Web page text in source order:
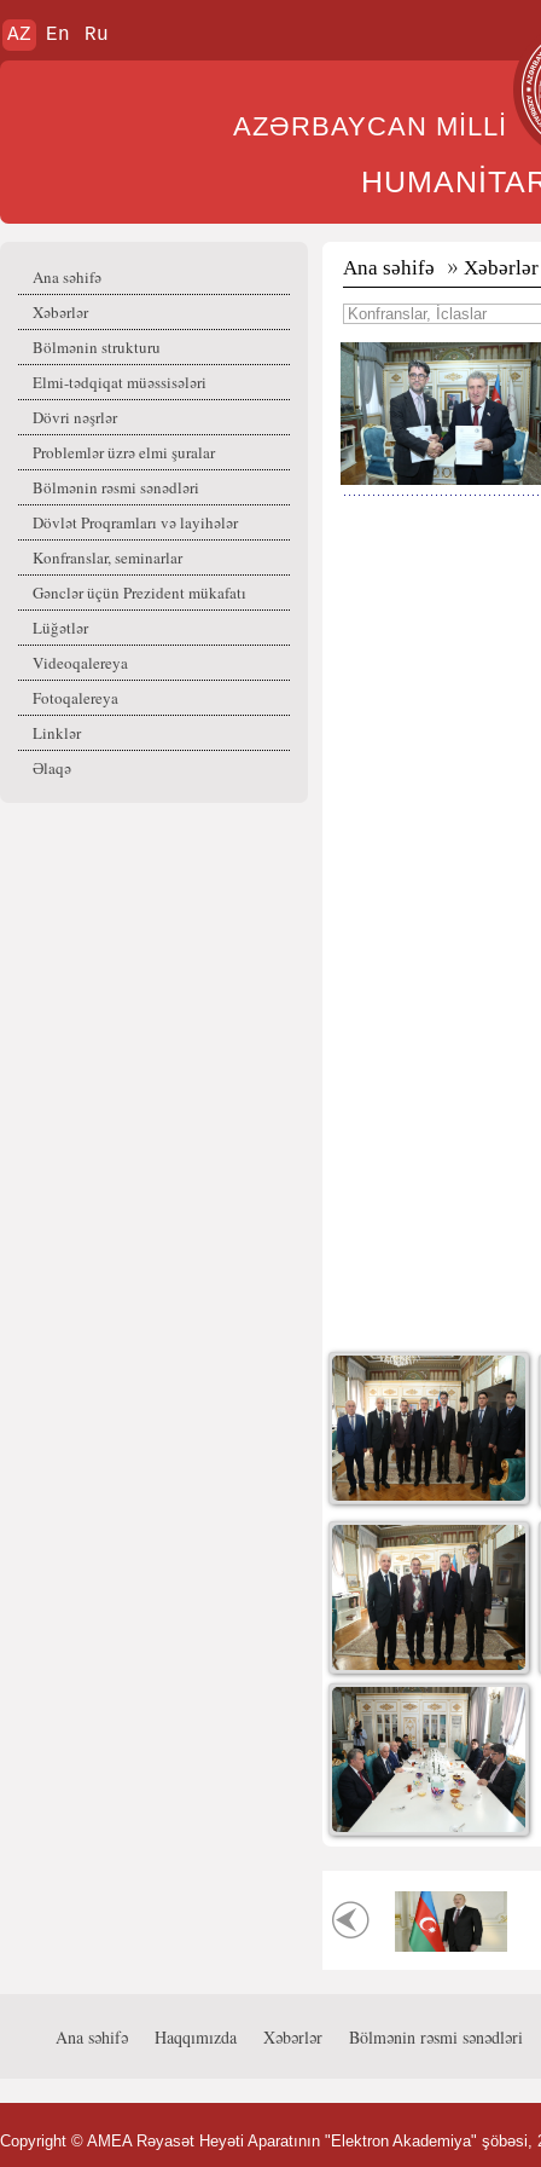
AZ En Ru
AZƏRBAYCAN
Ana səhifə
Xəbərlər
Bölmənin strukturu
Elmi-tədqiqat müəssisələri
Dövri nəşrlər
Problemlər üzrə elmi şuralar
Bölmənin rəsmi sənədləri
Dövlət Proqramları və layihələr
Konfranslar, seminarlar
Gənclər üçün Prezident mükafatı
Lüğətlər
Videoqalereya
Fotoqalereya
Linklər
Əlaqə
Ana səhifə Xəbərlər
Ana səhifə Haqqımızda Xəbərlər Bölmənin rəsmi sənədləri
Copyright © AMEA Rəyasət Heyəti Aparatının "Elektron Akademiya" şöbəsi,